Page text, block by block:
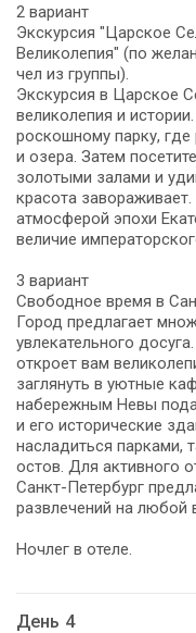
2 вариант
Экскурсия "Царское
Великолепия" (по
чел из группы).
Экскурсия в Царское
великолепия и
роскошному парку, где
и озера. Затем
золотыми залами и
красота
атмосферой эпохи
величие
3 вариант
Свободное время в
Город предлагает
увлекательного
откроет вам
заглянуть в уютные
набережным Невы
и его исторические
насладиться парками,
остов. Для активного
Санкт-Петербург
развлечений на любой
Ночлег в отеле.
День 4